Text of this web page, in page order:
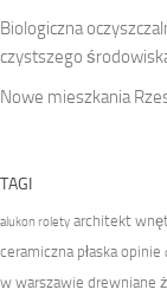
Biologiczna
czystszego
Nowe mieszkania
TAGI
alukon rolety architekt
ceramiczna płaska opinie
w warszawie drewniane